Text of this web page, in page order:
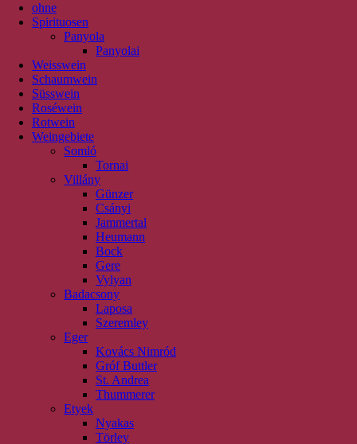
ohne
Spirituosen
Panyola
Panyolai
Weisswein
Schaumwein
Süsswein
Roséwein
Rotwein
Weingebiete
Somló
Tornai
Villány
Günzer
Csányi
Jammertal
Heumann
Bock
Gere
Vylyan
Badacsony
Laposa
Szeremley
Eger
Kovács Nimród
Gróf Buttler
St. Andrea
Thummerer
Etyek
Nyakas
Törley